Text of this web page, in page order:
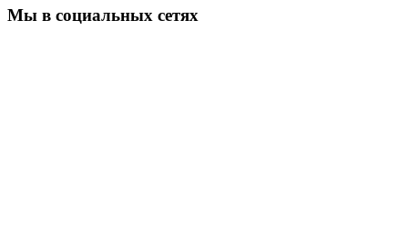
Мы в социальных сетях